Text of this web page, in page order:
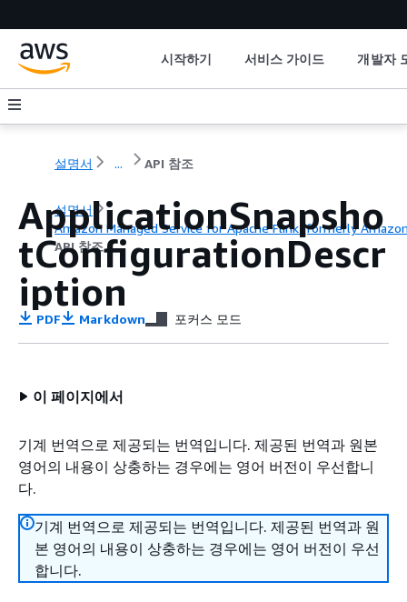
시작하기 서비스 가이드 개발자
설명서 ... API 참조
설명서
Amazon Managed Service for Apache Flink (formerly
API 참조
ApplicationSnapsho
tConfigurationDescr
iption
PDF Markdown 포커스 모드
이 페이지에서
기계 번역으로 제공되는 번역입니다. 제공된 번역과 원본
영어의 내용이 상충하는 경우에는 영어 버전이 우선합니
다.
기계 번역으로 제공되는 번역입니다. 제공된 번역과 원
본 영어의 내용이 상충하는 경우에는 영어 버전이 우선
합니다.